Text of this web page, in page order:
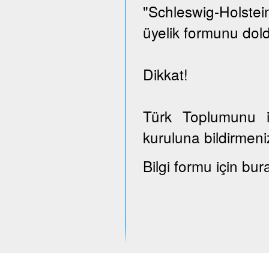
"Schleswig-
üyelik formunu
Dikkat!
Türk
kuruluna
Bilgi formu için